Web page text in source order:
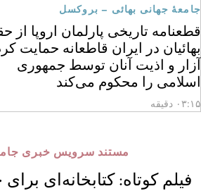
جامعهٔ جهانی بهائی – بروکسل
قطعنامه تاریخی پارلمان اروپا از
بهائیان در ایران قاطعانه حمایت
آزار و اذیت آنان توسط جمهوری
اسلامی را محکوم می‌کند
۰۳:۱۵ دقیقه
مستند سرویس خبری
فیلم کوتاه: کتابخانه‌ای